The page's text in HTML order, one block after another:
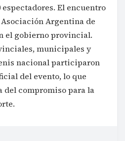
espectadores. El encuentro
Argentina de
el gobierno provincial.
municipales y
nacional participaron
del evento, lo que
del compromiso para la